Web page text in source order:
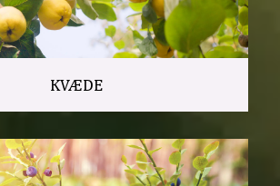
KVÆDE